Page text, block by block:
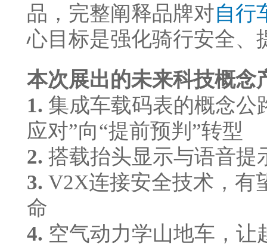
品，完整阐释品牌对自行
心目标是强化骑行安全、
本次展出的未来科技概念
1. 集成车载码表的概念公
应对”向“提前预判”转型
2. 搭载抬头显示与语音提
3. V2X连接安全技术，有
命
4. 空气动力学山地车，